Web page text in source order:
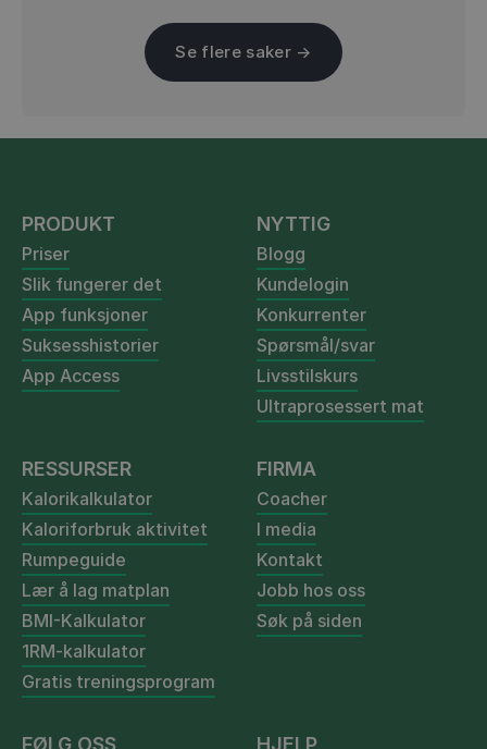
Se flere saker →
PRODUKT
Priser
Slik fungerer det
App funksjoner
Suksesshistorier
App Access
NYTTIG
Blogg
Kundelogin
Konkurrenter
Spørsmål/svar
Livsstilskurs
Ultraprosessert mat
RESSURSER
Kalorikalkulator
Kaloriforbruk aktivitet
Rumpeguide
Lær å lag matplan
BMI-Kalkulator
1RM-kalkulator
Gratis treningsprogram
FIRMA
Coacher
I media
Kontakt
Jobb hos oss
Søk på siden
FØLG OSS HJELP